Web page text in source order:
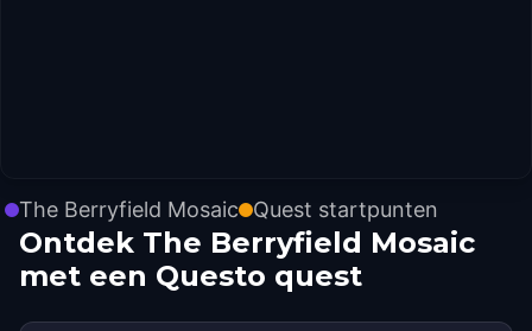
The Berryfield Mosaic Quest startpunten
Ontdek The Berryfield Mosaic
met een Questo quest